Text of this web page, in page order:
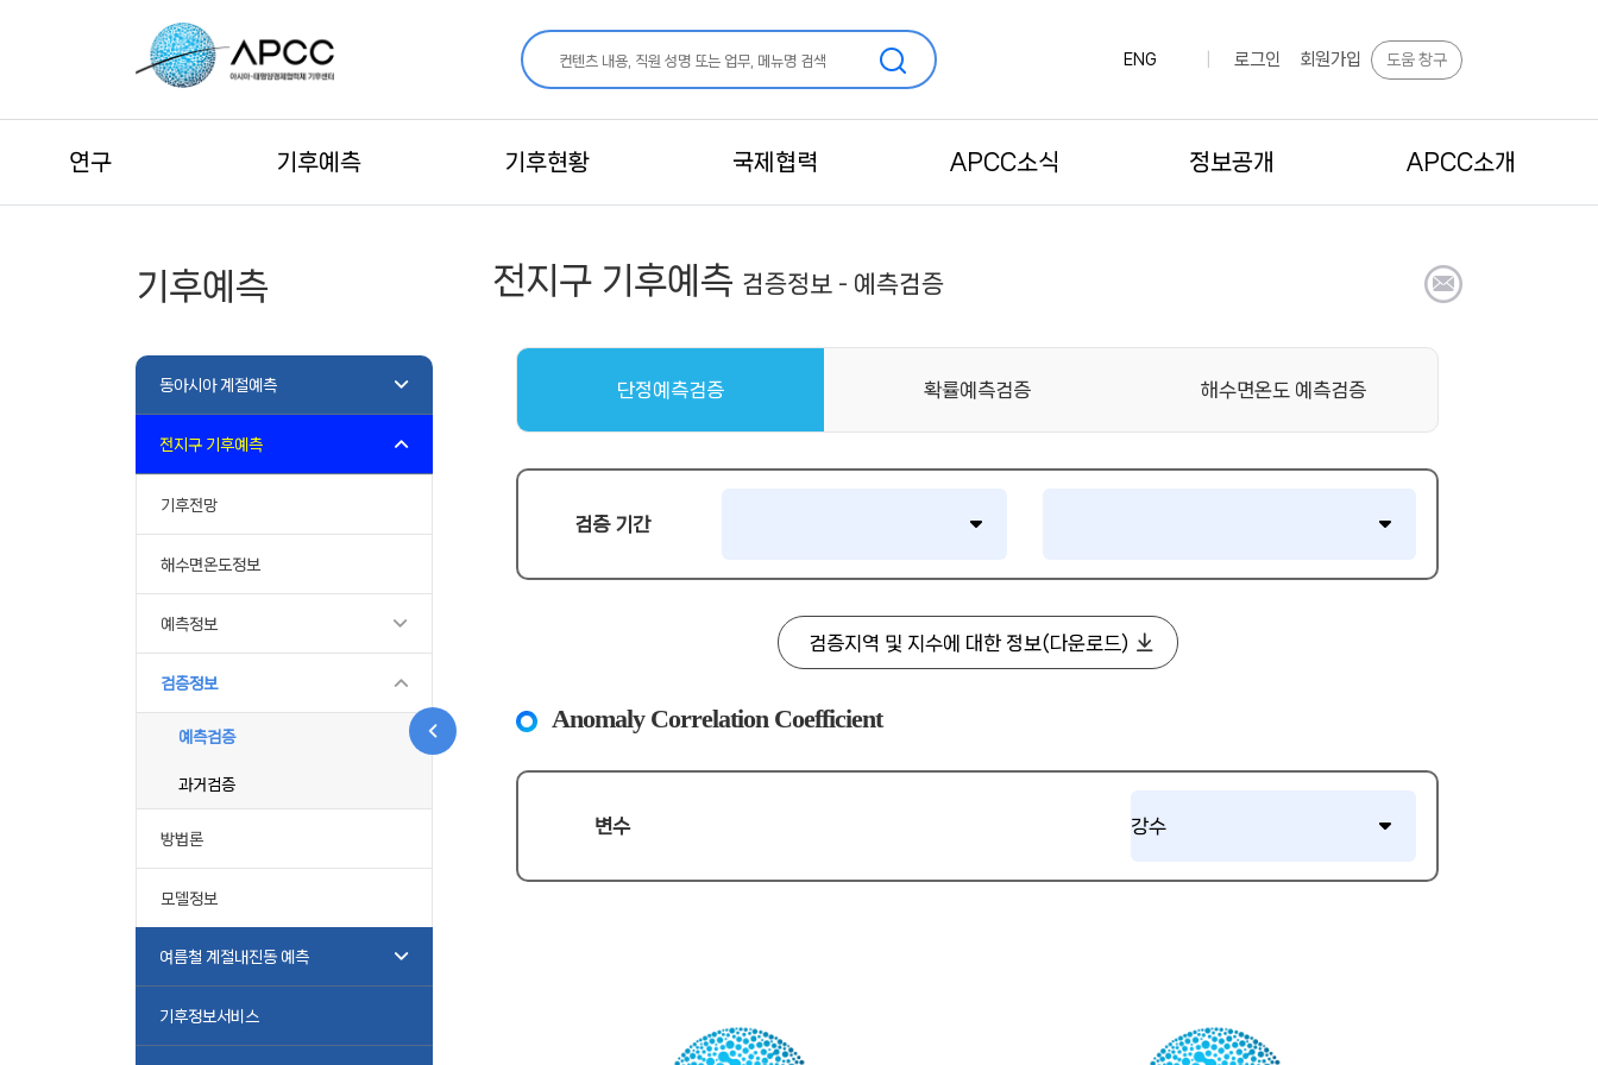
ENG 로그인 회원가입 도움 창구
연구 기후예측 기후현황 국제협력 APCC소식 정보공개 APCC소개
기후예측
동아시아 계절예측
전지구 기후예측
기후전망
해수면온도정보
예측정보
검증정보
예측검증
과거검증
방법론
모델정보
여름철 계절내진동 예측
기후정보서비스
전지구 기후예측 검증정보 - 예측검증
단정예측검증 확률예측검증 해수면온도 예측검증
검증 기간
검증지역 및 지수에 대한 정보(다운로드)
Anomaly Correlation Coefficient
변수